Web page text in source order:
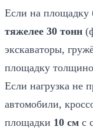
Если на площадку
тяжелее 30 тонн
экскаваторы,
площадку
Если нагрузка не
автомобили,
площадки 10 см с